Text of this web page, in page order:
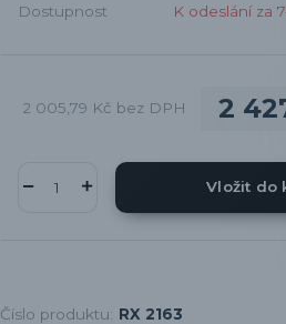
Dostupnost K odeslání za
2
2 005,79 Kč bez DPH
Vložit do
Číslo produktu: RX 2163